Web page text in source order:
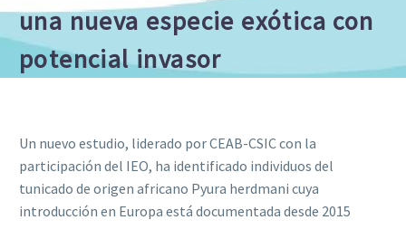
una nueva especie exótica con
potencial invasor
Un nuevo estudio, liderado por CEAB-CSIC con la
participación del IEO, ha identificado individuos del
tunicado de origen africano Pyura herdmani cuya
introducción en Europa está documentada desde 2015